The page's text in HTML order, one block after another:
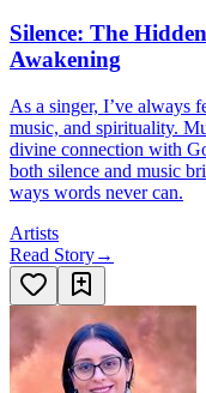
Silence: The
Awakening
As a singer, I’ve always
music, and spirituality.
divine connection with
both silence and music
ways words never can.
Artists
Read Story→